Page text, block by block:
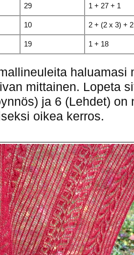
29 1 + 27 + 1
10 2 + (2 x 3) + 2
19 1 + 18
haluamasi
mittainen. Lopeta
ja 6 (Lehdet) on
oikea kerros.